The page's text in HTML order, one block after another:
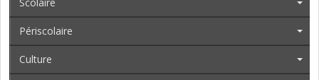
Périscolaire
Culture